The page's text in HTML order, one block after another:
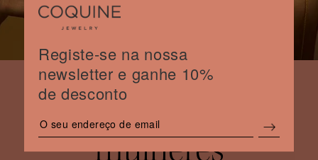
mulheres
Registe-se na nossa
newsletter e ganhe 10%
de desconto